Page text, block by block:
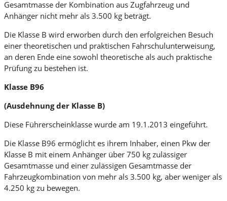
Gesamtmasse der Kombination aus Zugfahrzeug und
Anhänger nicht mehr als 3.500 kg beträgt.
Die Klasse B wird erworben durch den erfolgreichen Besuch
einer theoretischen und praktischen Fahrschulunterweisung,
an deren Ende eine sowohl theoretische als auch praktische
Prüfung zu bestehen ist.
Klasse B96
(Ausdehnung der Klasse B)
Diese Führerscheinklasse wurde am 19.1.2013 eingeführt.
Die Klasse B96 ermöglicht es ihrem Inhaber, einen Pkw der
Klasse B mit einem Anhänger über 750 kg zulässiger
Gesamtmasse und einer zulässigen Gesamtmasse der
Fahrzeugkombination von mehr als 3.500 kg, aber weniger als
4.250 kg zu bewegen.